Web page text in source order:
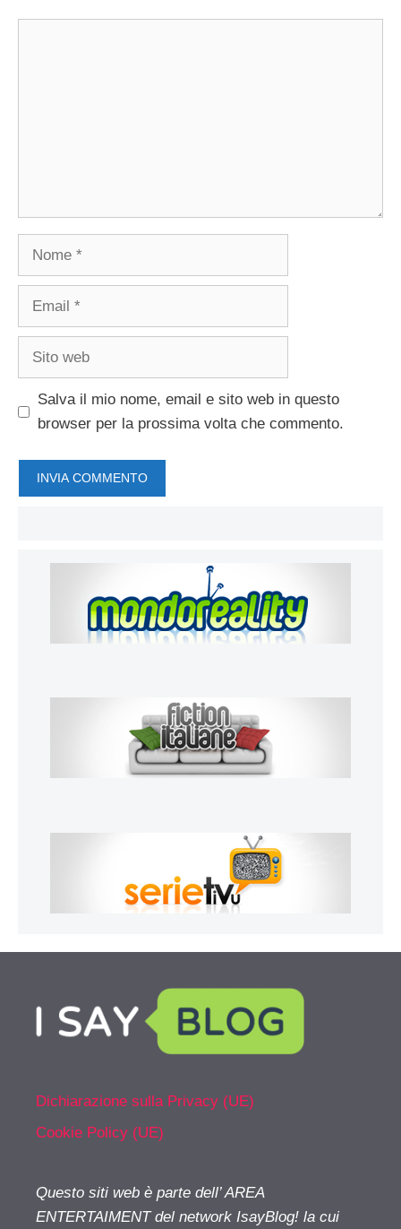
Nome
Email
Sito
Salva il mio nome, email e sito web in questo
browser per la prossima volta che commento.
Dichiarazione sulla Privacy (UE)
Cookie Policy (UE)
Questo siti web è parte dell’ AREA
ENTERTAIMENT del network IsayBlog! la cui